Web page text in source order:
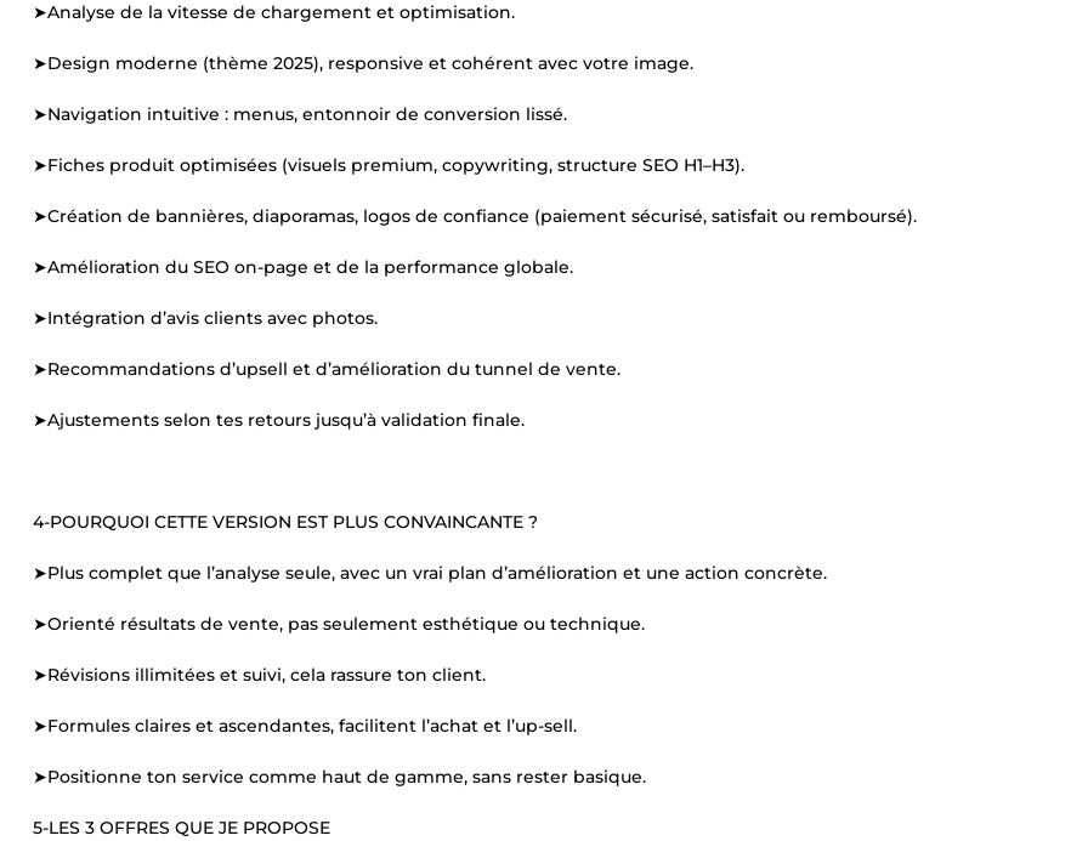
➤Analyse de la vitesse de chargement et optimisation.
➤Design moderne (thème 2025), responsive et cohérent avec votre image.
➤Navigation intuitive : menus, entonnoir de conversion lissé.
➤Fiches produit optimisées (visuels premium, copywriting, structure SEO H1–H3).
➤Création de bannières, diaporamas, logos de confiance (paiement sécurisé, satisfait ou remboursé).
➤Amélioration du SEO on-page et de la performance globale.
➤Intégration d’avis clients avec photos.
➤Recommandations d’upsell et d’amélioration du tunnel de vente.
➤Ajustements selon tes retours jusqu’à validation finale.
4-POURQUOI CETTE VERSION EST PLUS CONVAINCANTE ?
➤Plus complet que l’analyse seule, avec un vrai plan d’amélioration et une action concrète.
➤Orienté résultats de vente, pas seulement esthétique ou technique.
➤Révisions illimitées et suivi, cela rassure ton client.
➤Formules claires et ascendantes, facilitent l’achat et l’up-sell.
➤Positionne ton service comme haut de gamme, sans rester basique.
5-LES 3 OFFRES QUE JE PROPOSE